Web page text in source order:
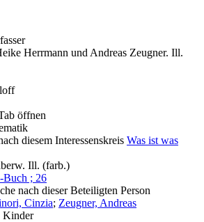
Herrmann und Andreas Zeugner. Ill.
öffnen
diesem Interessenskreis Was ist was
Ill. (farb.)
Buch ; 26
nach dieser Beteiligten Person
Cinzia; Zeugner, Andreas
Kinder